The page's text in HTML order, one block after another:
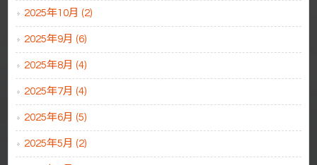
2025年10月 (2)
2025年9月 (6)
2025年8月 (4)
2025年7月 (4)
2025年6月 (5)
2025年5月 (2)